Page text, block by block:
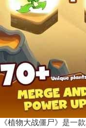
《植物大战僵尸》是一